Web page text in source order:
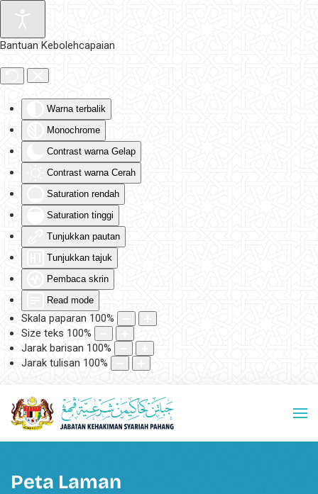
Bantuan Kebolehcapaian
Warna terbalik
Monochrome
Contrast warna Gelap
Contrast warna Cerah
Saturation rendah
Saturation tinggi
Tunjukkan pautan
Tunjukkan tajuk
Pembaca skrin
Read mode
Skala paparan 100%
Size teks 100%
Jarak barisan 100%
Jarak tulisan 100%
Skip to main content
Peta Laman